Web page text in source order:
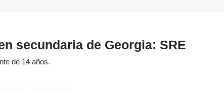
secundaria de Georgia: SRE
de 14 años.